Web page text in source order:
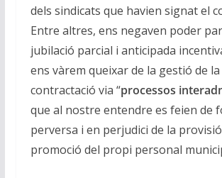
dels sindicats que havien signat el
Entre altres, ens negaven poder
jubilació parcial i anticipada
ens vàrem queixar de la gestió de la
contractació via “processos
que al nostre entendre es feien de
perversa i en perjudici de la
promoció del propi personal